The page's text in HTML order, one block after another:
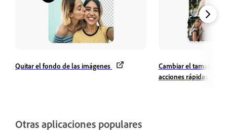
Quitar el fondo de las imágenes
Cambiar el tamaño de
acciones rápidas
Otras aplicaciones populares